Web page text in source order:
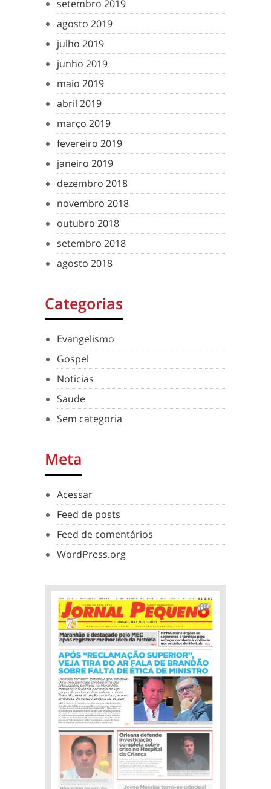
setembro 2019
agosto 2019
julho 2019
junho 2019
maio 2019
abril 2019
março 2019
fevereiro 2019
janeiro 2019
dezembro 2018
novembro 2018
outubro 2018
setembro 2018
agosto 2018
Categorias
Evangelismo
Gospel
Noticias
Saude
Sem categoria
Meta
Acessar
Feed de posts
Feed de comentários
WordPress.org